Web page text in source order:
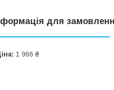
для
1 966 ₴